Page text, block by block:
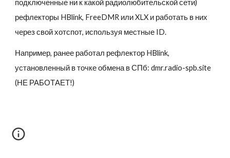
подключенные ни к какой радиолюбительской сети)
рефлекторы HBlink, FreeDMR или XLX и работать в них
через свой хотспот, используя местные ID.
Например, ранее работал рефлектор HBlink,
установленный в точке обмена в СПб: dmr.radio-spb.site
(НЕ РАБОТАЕТ!)